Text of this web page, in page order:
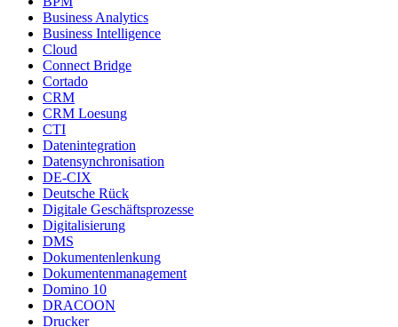
Business Analytics
Business Intelligence
Cloud
Connect Bridge
Cortado
CRM
CRM Loesung
CTI
Datenintegration
Datensynchronisation
DE-CIX
Deutsche Rück
Digitale Geschäftsprozesse
Digitalisierung
DMS
Dokumentenlenkung
Dokumentenmanagement
Domino 10
DRACOON
Drucker